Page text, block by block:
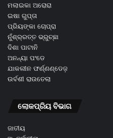
ମଲାଇକା ଅରୋରା
ଇଷା ଗୁପ୍ତା
ପ୍ରିୟଙ୍କା ଚୋପ୍ରା
ନୁଁଶ୍ର୍ରତ୍ତ ଭ୍ରୁଚ୍ଛା
ଦିଶା ପାଟାନି
ଅନନ୍ୟା ପଂଡେ
ଯାକଲୀନ ଫର୍ଣ୍ଣଣ୍ଡେଜ଼
ଉର୍ବଶୀ ରାଉତେଲା
ଲୋକପ୍ରିୟ ବିଭାଗ
ଜାତୀୟ